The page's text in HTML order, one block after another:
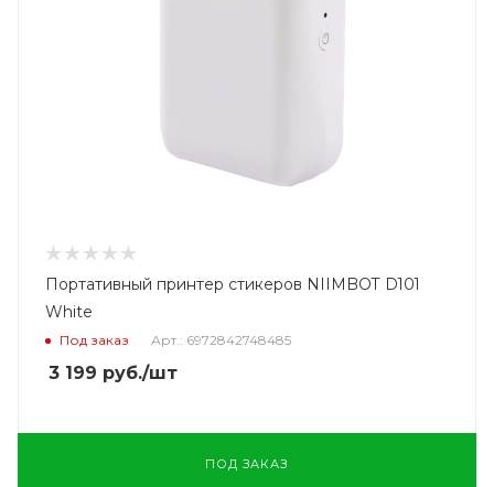
Портативный принтер стикеров NIIMBOT D101
White
Под заказ Арт.: 6972842748485
3 199 руб./шт
ПОД ЗАКАЗ